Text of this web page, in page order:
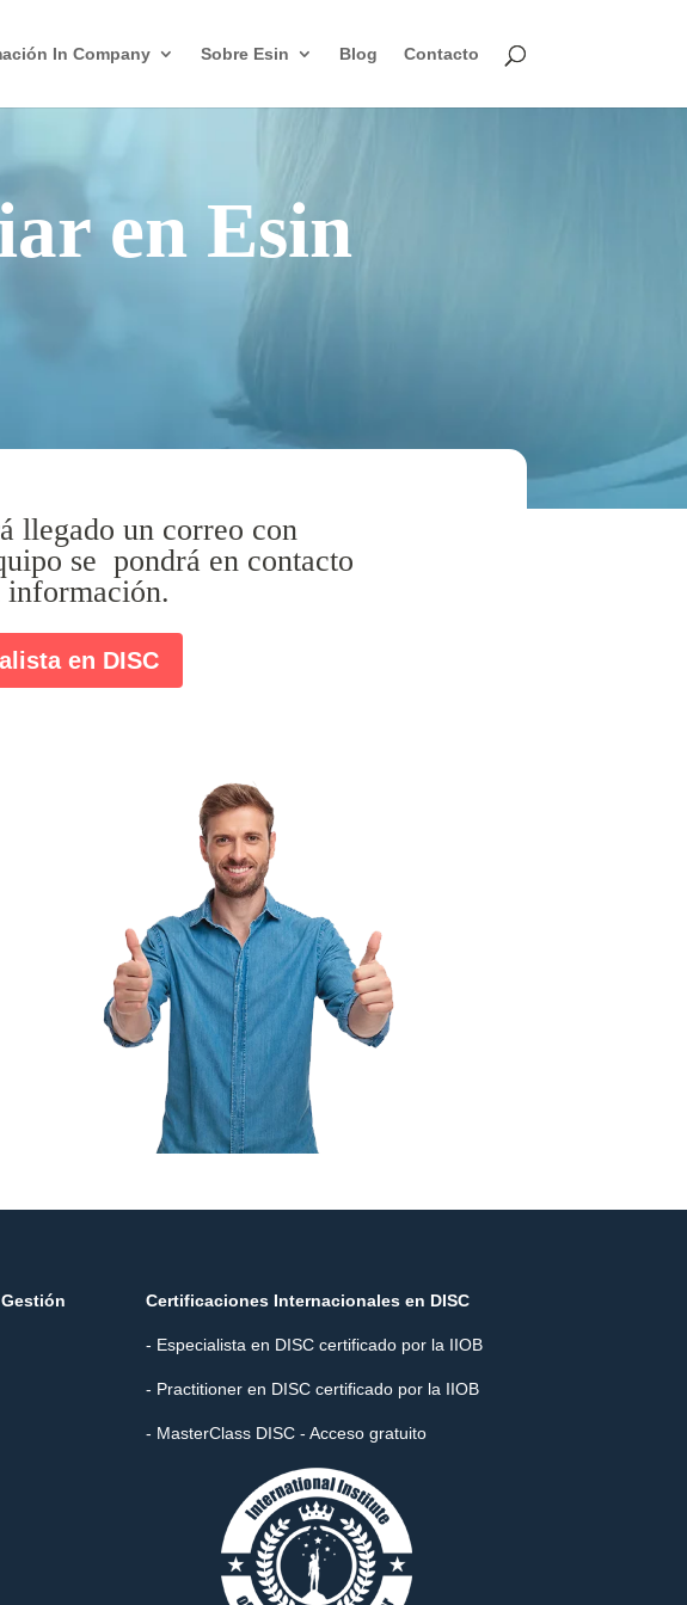
In Company Sobre Esin Blog Contacto
en Esin
llegado un correo con
se pondrá en contacto
información.
en DISC
Certificaciones Internacionales en DISC
- Especialista en DISC certificado por la IIOB
- Practitioner en DISC certificado por la IIOB
- MasterClass DISC - Acceso gratuito